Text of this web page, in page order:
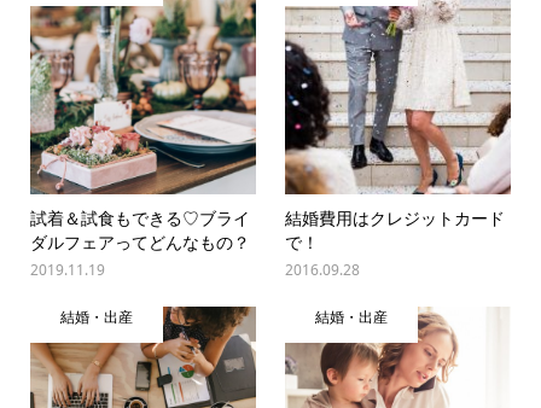
試着＆試食もできる♡ブライ
ダルフェアってどんなもの？
2019.11.19
結婚費用はクレジットカード
で！
2016.09.28
結婚・出産 結婚・出産